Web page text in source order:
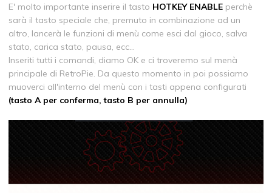
E' molto importante inserire il tasto HOTKEY ENABLE perchè
sarà il tasto speciale che, premuto in combinazione ad un
altro, lancerà le funzioni di menù come esci dal gioco, salva
stato, carica stato, pausa, ecc...
Inseriti tutti i comandi, diamo OK e ci troveremo sul menà
principale di RetroPie. Da questo momento in poi possiamo
muoverci all'interno del menù con i tasti appena configurati
(tasto A per conferma, tasto B per annulla)